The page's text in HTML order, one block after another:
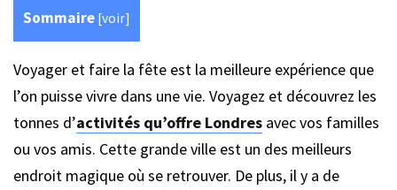
Sommaire [voir]
Voyager et faire la fête est la meilleure expérience que
l’on puisse vivre dans une vie. Voyagez et découvrez les
tonnes d’activités qu’offre Londres avec vos familles
ou vos amis. Cette grande ville est un des meilleurs
endroit magique où se retrouver. De plus, il y a de